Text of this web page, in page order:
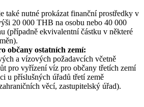
také nutné prokázat finanční prostředky v
20 000 THB na osobu nebo 40 000
(případně ekvivalentní částku v některé
občany ostatních zemí:
a vízových požadavcích včetně
pro vyřízení víz pro občany třetích zemí
u příslušných úřadů třetí země
věcí, zastupitelský úřad).